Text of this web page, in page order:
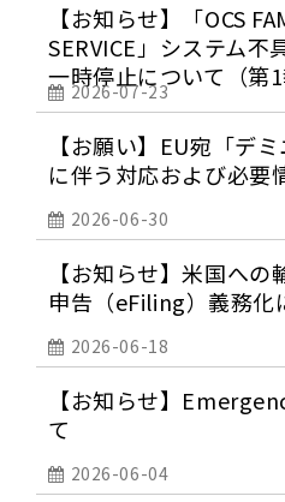
【お知らせ】「OCS
SERVICE」システム不
一時停止について（第1
2026-07-23
【お願い】EU宛「デ
に伴う対応および必要
2026-06-30
【お知らせ】米国へ
申告（eFiling）義務化
2026-06-18
【お知らせ】
て
2026-06-04